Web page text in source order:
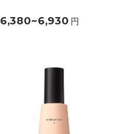
6,380~6,930 円